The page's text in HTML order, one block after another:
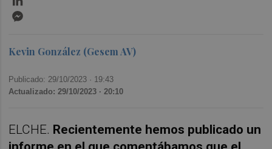
Kevin González (Gesem AV)
Publicado: 29/10/2023 · 19:43
Actualizado: 29/10/2023 · 20:10
ELCHE. Recientemente hemos publicado un